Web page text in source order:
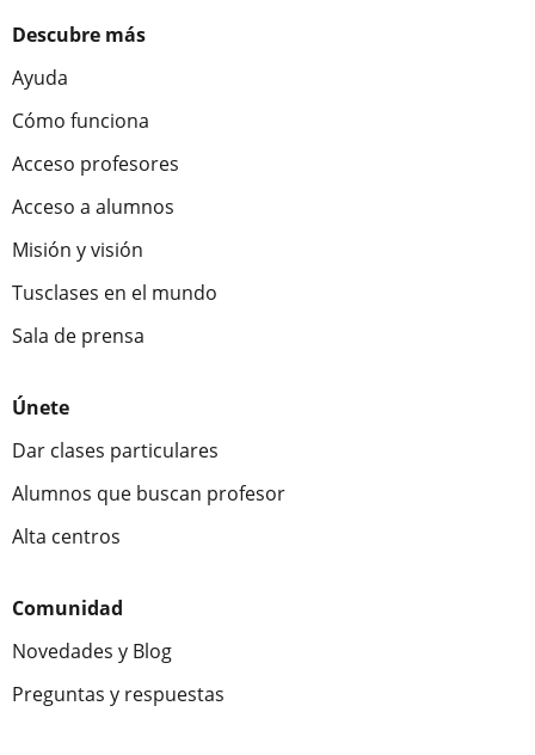
Descubre más
Ayuda
Cómo funciona
Acceso profesores
Acceso a alumnos
Misión y visión
Tusclases en el mundo
Sala de prensa
Únete
Dar clases particulares
Alumnos que buscan profesor
Alta centros
Comunidad
Novedades y Blog
Preguntas y respuestas